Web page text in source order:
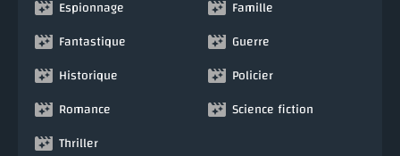
Espionnage
Famille
Fantastique
Guerre
Historique
Policier
Romance
Science fiction
Thriller